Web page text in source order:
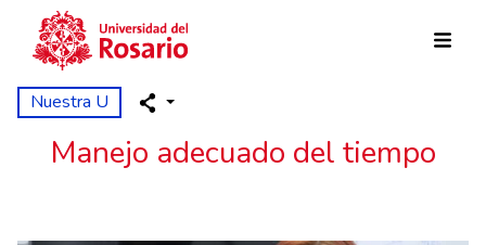
Pasar al contenido principal
Nuestra U
Manejo adecuado del tiempo